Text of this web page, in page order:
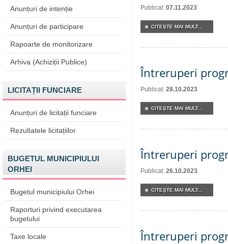
Anunțuri de intenție
Anunțuri de participare
Rapoarte de monitorizare
Arhiva (Achiziții Publice)
LICITAȚII FUNCIARE
Anunțuri de licitații funciare
Rezultatele licitațiilor
BUGETUL MUNICIPIULUI
ORHEI
Bugetul municipiului Orhei
Raporturi privind executarea
bugetului
Taxe locale
Publicat: 07.11.2023
CITEŞTE MAI MULT...
Întreruperi
Publicat: 28.10.2023
CITEŞTE MAI MULT...
Întreruperi
Publicat: 26.10.2023
CITEŞTE MAI MULT...
Întreruperi